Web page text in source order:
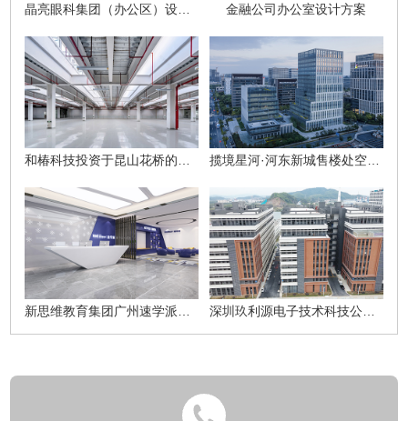
金融公司办公室设计方案
揽境星河·河东新城售楼处空间设计方案
深圳玖利源电子技术科技公司装修工程项目